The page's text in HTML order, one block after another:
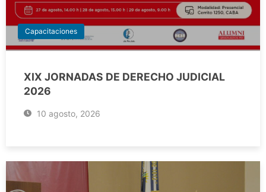
Capacitaciones
XIX JORNADAS DE DERECHO JUDICIAL
2026
10 agosto, 2026